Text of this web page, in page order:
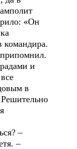
«Он
командира.
и
в
–
–